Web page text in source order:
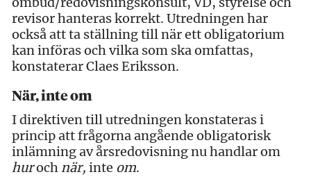
revisor hanteras korrekt. Utredningen har
också att ta ställning till när ett obligatorium
kan införas och vilka som ska omfattas,
konstaterar Claes Eriksson.
När, inte om
I direktiven till utredningen konstateras i
princip att frågorna angående obligatorisk
inlämning av årsredovisning nu handlar om
hurochnär, inte om.